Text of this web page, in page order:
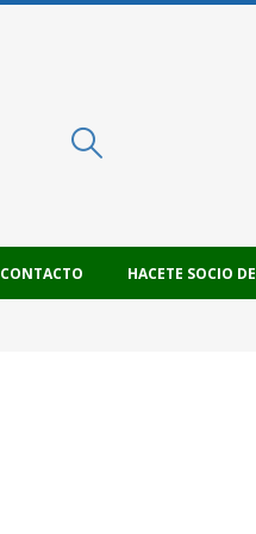
CONTACTO HACETE SOCIO